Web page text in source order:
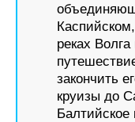
реках
закончить
круизы до
Балтийское